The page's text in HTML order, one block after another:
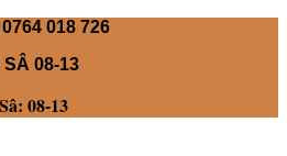
018 726
SÂ 08-13
08-13